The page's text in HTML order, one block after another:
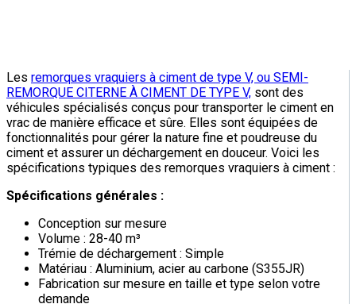
Les remorques vraquiers à ciment de type V, ou SEMI-
REMORQUE CITERNE À CIMENT DE TYPE V, sont des
véhicules spécialisés conçus pour transporter le ciment en
vrac de manière efficace et sûre. Elles sont équipées de
fonctionnalités pour gérer la nature fine et poudreuse du
ciment et assurer un déchargement en douceur. Voici les
spécifications typiques des remorques vraquiers à ciment :
Spécifications générales :
Conception sur mesure
Volume : 28-40 m³
Trémie de déchargement : Simple
Matériau : Aluminium, acier au carbone (S355JR)
Fabrication sur mesure en taille et type selon votre
demande